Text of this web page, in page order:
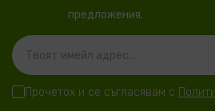
предложения.
Прочетох и се съгласявам с